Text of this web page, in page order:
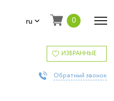
ru 0
ИЗБРАННЫЕ
Обратный звонок